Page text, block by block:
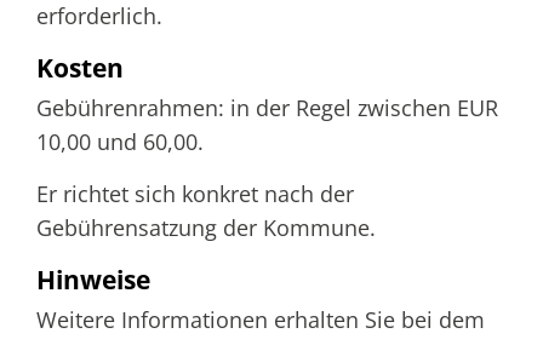
erforderlich.
Kosten
Gebührenrahmen: in der Regel zwischen EUR
10,00 und 60,00.
Er richtet sich konkret nach der
Gebührensatzung der Kommune.
Hinweise
Weitere Informationen erhalten Sie bei dem